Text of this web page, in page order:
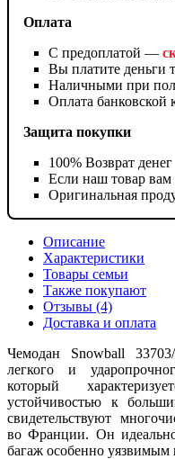
Оплата
С предоплатой —
Вы платите деньги
Наличными при
Оплата банковской
Защита покупки
100% Возврат денег
Если наш товар вам
Оригинальная
Описание
Характеристики
Товары семьи
Также покупают
Отзывы (4)
Доставка и оплата
Чемодан Snowball
легкого и
который
устойчивостью к
свидетельствуют
во Франции. Он идеально
багаж особенно уязвимым